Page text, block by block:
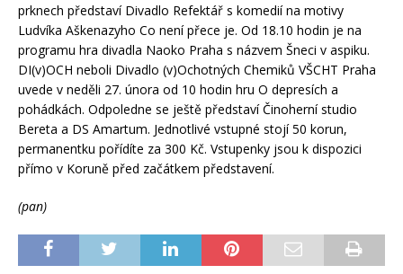
prknech představí Divadlo Refektář s komedií na motivy
Ludvíka Aškenazyho Co není přece je. Od 18.10 hodin je na
programu hra divadla Naoko Praha s názvem Šneci v aspiku.
DI(v)OCH neboli Divadlo (v)Ochotných Chemiků VŠCHT Praha
uvede v neděli 27. února od 10 hodin hru O depresích a
pohádkách. Odpoledne se ještě představí Činoherní studio
Bereta a DS Amartum. Jednotlivé vstupné stojí 50 korun,
permanentku pořídíte za 300 Kč. Vstupenky jsou k dispozici
přímo v Koruně před začátkem představení.
(pan)